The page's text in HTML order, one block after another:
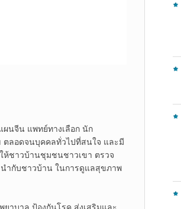
นจีน แพทย์​ทางเลือก นัก
ลอดจนบุคคลทั่วไปที่สนใจ และมี
ห้ชาวบ้านชุมชนชาวเขา ตรวจ
ำกับชาวบ้าน ในการดูแลสุขภาพ